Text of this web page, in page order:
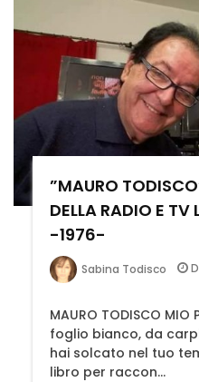
”MAURO
DELLA RADIO E
-1976-
Sabina Todisco
MAURO TODISCO MIO
foglio bianco, da
hai solcato nel tuo
libro per raccon...